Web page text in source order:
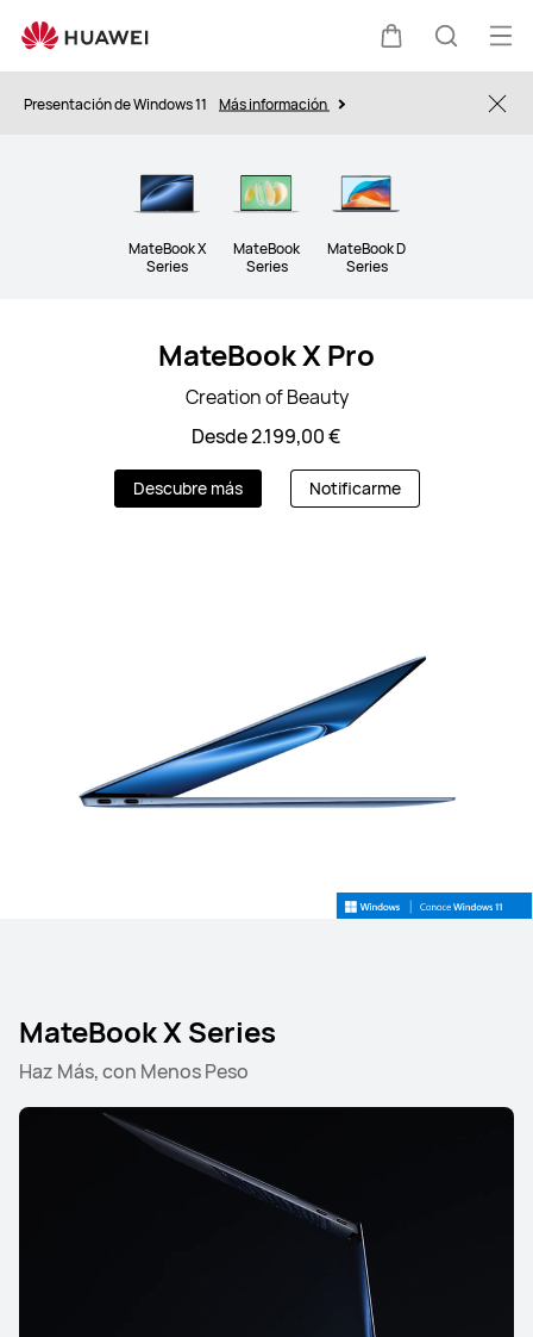
Portátiles
Carrito
Presentación de Windows 11 Más información
MateBook X
Series
MateBook
Series
MateBook D
Series
MateBook X Pro
Creation of Beauty
Desde 2.199,00 €
Descubre más Notificarme
MateBook X Series
Haz Más, con Menos Peso